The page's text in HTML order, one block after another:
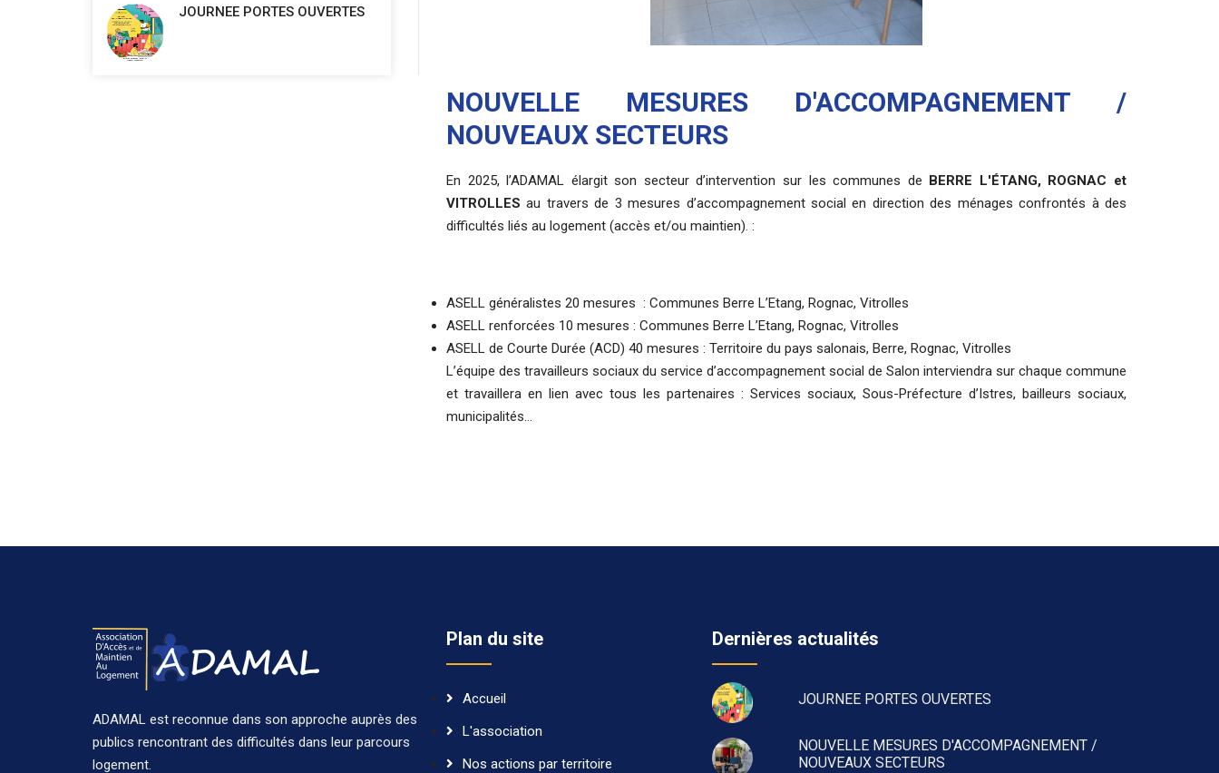
JOURNEE PORTES OUVERTES
NOUVELLE MESURES D'ACCOMPAGNEMENT /
NOUVEAUX SECTEURS
En 2025, l’ADAMAL élargit son secteur d’intervention sur les communes de BERRE L'ÉTANG, ROGNAC et
VITROLLES au travers de 3 mesures d’accompagnement social en direction des ménages confrontés à des
difficultés liés au logement (accès et/ou maintien). :
ASELL généralistes 20 mesures : Communes Berre L’Etang, Rognac, Vitrolles
ASELL renforcées 10 mesures : Communes Berre L’Etang, Rognac, Vitrolles
ASELL de Courte Durée (ACD) 40 mesures : Territoire du pays salonais, Berre, Rognac, Vitrolles
L’équipe des travailleurs sociaux du service d’accompagnement social de Salon interviendra sur chaque commune
et travaillera en lien avec tous les partenaires : Services sociaux, Sous-Préfecture d’Istres, bailleurs sociaux,
municipalités…
ADAMAL est reconnue dans son approche auprès des
publics rencontrant des difficultés dans leur parcours
logement.
Plan du site
Accueil
L'association
Nos actions par territoire
Dernières actualités
JOURNEE PORTES OUVERTES
NOUVELLE MESURES D'ACCOMPAGNEMENT /
NOUVEAUX SECTEURS